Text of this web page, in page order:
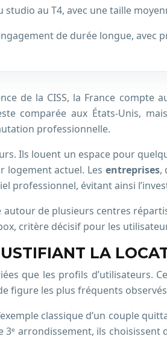
studio au T4, avec une taille
de durée longue,
de la CISS, la France
comparée aux États-Unis,
professionnelle.
Ils louent un espace pour
logement actuel. Les entreprises,
professionnel, évitant ainsi
autour de plusieurs centres
critère décisif pour les
LA
que les profils d’utilisateurs.
figure les plus fréquents
classique d’un couple
arrondissement, ils